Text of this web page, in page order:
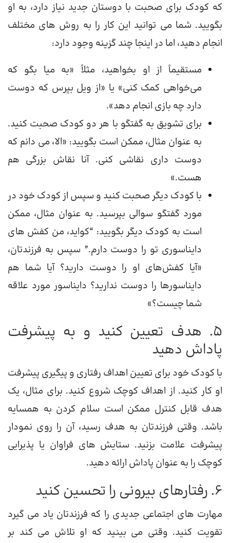
که کودک برای صحبت با دوستان جدید نیاز دارد، به او
بگویید. شما می توانید این کار را به روش های مختلف
انجام دهید، اما در اینجا چند گزینه وجود دارد:
مستقیماً از او بخواهید، مثلاً «به میا بگو که
می‌خواهی کمک کنی» یا «از ویل بپرس که دوست
دارد چه بازی انجام دهد».
برای تشویق به گفتگو با هر دو کودک صحبت کنید.
به عنوان مثال، ممکن است بگویید: «الا، می دانم که
دوست داری نقاشی کنی. آنا نقاش بزرگی هم
هست.»
با کودک دیگر صحبت کنید و سپس از کودک خود در
مورد گفتگو سوالی بپرسید. به عنوان مثال، ممکن
است به کودک دیگر بگویید: “کواید، من کفش های
دایناسوری تو را دوست دارم.” سپس به فرزندتان،
«آیا کفش‌های او را دوست دارید؟ آیا شما هم
دایناسورها را دوست ندارید؟ دایناسور مورد علاقه
شما چیست؟»
5. هدف تعیین کنید و به پیشرفت
پاداش دهید
با کودک خود برای تعیین اهداف رفتاری و پیگیری پیشرفت
او کار کنید. از اهداف کوچک شروع کنید. برای مثال، یک
هدف قابل کنترل ممکن است سلام کردن به همسایه
باشد. وقتی فرزندتان به هدف رسید، آن را روی نمودار
پیشرفت علامت بزنید. ستایش های فراوان یا پذیرایی
کوچک را به عنوان پاداش ارائه دهید.
6. رفتارهای بیرونی را تحسین کنید
مهارت های اجتماعی جدیدی را که فرزندتان یاد می گیرد
تقویت کنید. وقتی می بینید که او تلاش می کند بر